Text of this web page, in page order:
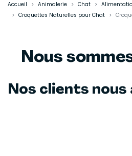
Accueil Animalerie Chat
Croquettes Naturelles pour Chat
Nous
Nos clients